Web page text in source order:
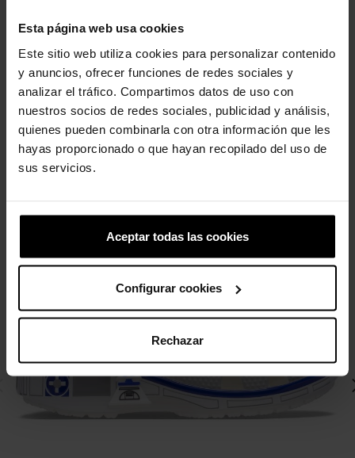
Esta página web usa cookies
Este sitio web utiliza cookies para personalizar contenido
y anuncios, ofrecer funciones de redes sociales y
analizar el tráfico. Compartimos datos de uso con
nuestros socios de redes sociales, publicidad y análisis,
quienes pueden combinarla con otra información que les
hayas proporcionado o que hayan recopilado del uso de
sus servicios.
Aceptar todas las cookies
Configurar cookies
Rechazar
Referencia 198445265143
Las referencias específicas
4 otros productos de la misma
categoría: